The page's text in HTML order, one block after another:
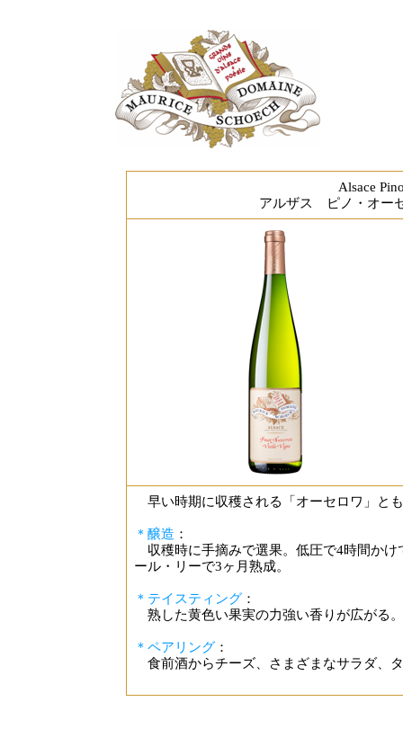
Alsace
アルザス ピノ・オ
早い時期に収穫される「オーセロワ」と
＊醸造 ：
収穫時に手摘みで選果。低圧で4時間かけ
ール・リーで3ヶ月熟成。
＊テイスティング ：
熟した黄色い果実の力強い香りが広がる
＊ペアリング ：
食前酒からチーズ、さまざまなサラダ、